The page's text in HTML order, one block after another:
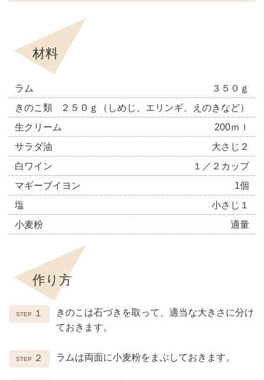
材料
ラム
３５０ｇ
きのこ類
２５０ｇ（しめじ、エリンギ、えのきなど）
生クリーム
200ｍｌ
サラダ油
大さじ２
白ワイン
１／２カップ
マギーブイヨン
1個
塩
小さじ１
小麦粉
適量
作り方
１
きのこは石づきを取って、適当な大きさに分け
ておきます。
２ ラムは両面に小麦粉をまぶしておきます。